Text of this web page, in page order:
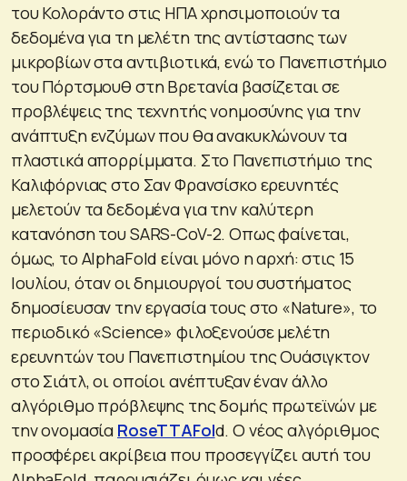
του Κολοράντο στις ΗΠΑ χρησιμοποιούν τα
δεδομένα για τη μελέτη της αντίστασης των
μικροβίων στα αντιβιοτικά, ενώ το Πανεπιστήμιο
του Πόρτσμουθ στη Βρετανία βασίζεται σε
προβλέψεις της τεχνητής νοημοσύνης για την
ανάπτυξη ενζύμων που θα ανακυκλώνουν τα
πλαστικά απορρίμματα. Στο Πανεπιστήμιο της
Καλιφόρνιας στο Σαν Φρανσίσκο ερευνητές
μελετούν τα δεδομένα για την καλύτερη
κατανόηση του SARS-CoV-2. Οπως φαίνεται,
όμως, το AlphaFold είναι μόνο η αρχή: στις 15
Ιουλίου, όταν οι δημιουργοί του συστήματος
δημοσίευσαν την εργασία τους στο «Nature», το
περιοδικό «Science» φιλοξενούσε μελέτη
ερευνητών του Πανεπιστημίου της Ουάσιγκτον
στο Σιάτλ, οι οποίοι ανέπτυξαν έναν άλλο
αλγόριθμο πρόβλεψης της δομής πρωτεϊνών με
την ονομασία RoseTTAFold. Ο νέος αλγόριθμος
προσφέρει ακρίβεια που προσεγγίζει αυτή του